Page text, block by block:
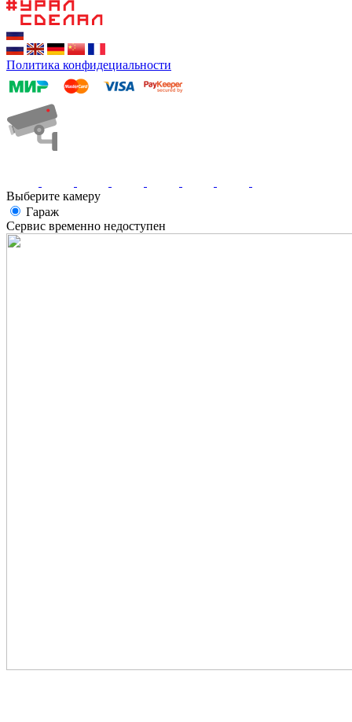
Политика конфидециальности
Выберите камеру
Гараж
Сервис временно недоступен